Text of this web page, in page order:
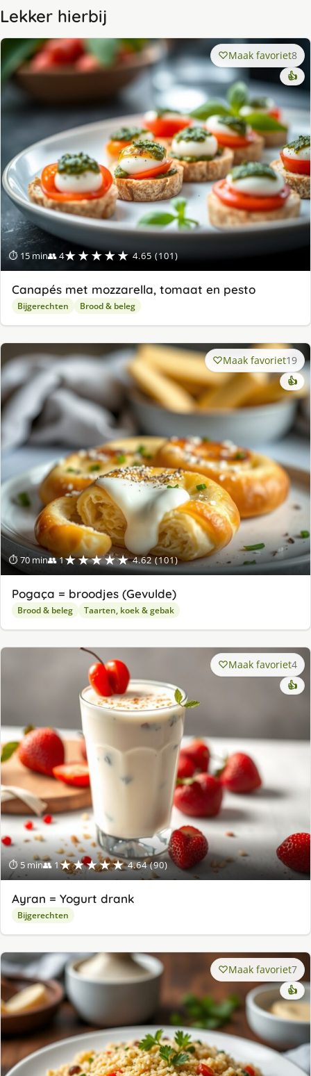
Lekker hierbij
⏱ 15 min👥 4★★★★★ 4.65 (101)
Maak favoriet8
👍
Canapés met mozzarella, tomaat en pesto
Bijgerechten Brood & beleg
⏱ 70 min👥 1★★★★★ 4.62 (101)
Maak favoriet19
👍
Pogaça = broodjes (Gevulde)
Brood & beleg Taarten, koek & gebak
⏱ 5 min👥 1★★★★★ 4.64 (90)
Maak favoriet4
👍
Ayran = Yogurt drank
Bijgerechten
Maak favoriet7
👍